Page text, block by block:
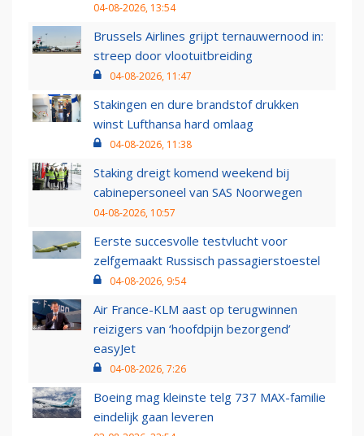
04-08-2026, 13:54
Brussels Airlines grijpt ternauwernood in:
streep door vlootuitbreiding
04-08-2026, 11:47
Stakingen en dure brandstof drukken
winst Lufthansa hard omlaag
04-08-2026, 11:38
Staking dreigt komend weekend bij
cabinepersoneel van SAS Noorwegen
04-08-2026, 10:57
Eerste succesvolle testvlucht voor
zelfgemaakt Russisch passagierstoestel
04-08-2026, 9:54
Air France-KLM aast op terugwinnen
reizigers van ‘hoofdpijn bezorgend’
easyJet
04-08-2026, 7:26
Boeing mag kleinste telg 737 MAX-familie
eindelijk gaan leveren